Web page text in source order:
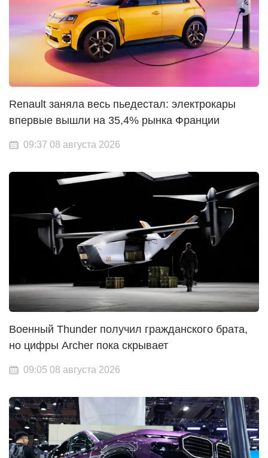
Renault заняла весь пьедестал: электрокары
впервые вышли на 35,4% рынка Франции
09:37 08 августа 2026
Военный Thunder получил гражданского брата,
но цифры Archer пока скрывает
09:05 08 августа 2026